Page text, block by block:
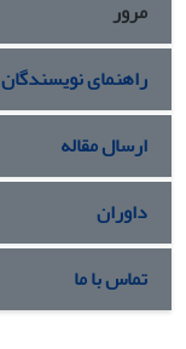
مرور
راهنمای نویسندگان
ارسال مقاله
داوران
تماس با ما